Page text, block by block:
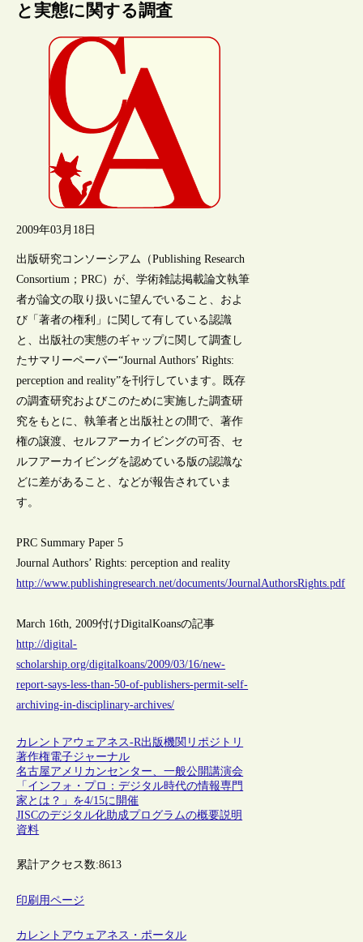
と実態に関する調査
2009年03月18日
出版研究コンソーシアム（Publishing Research
Consortium；PRC）が、学術雑誌掲載論文執筆
者が論文の取り扱いに望んでいること、およ
び「著者の権利」に関して有している認識
と、出版社の実態のギャップに関して調査し
たサマリーペーパー“Journal Authors’ Rights:
perception and reality”を刊行しています。既存
の調査研究およびこのために実施した調査研
究をもとに、執筆者と出版社との間で、著作
権の譲渡、セルフアーカイビングの可否、セ
ルフアーカイビングを認めている版の認識な
どに差があること、などが報告されていま
す。
PRC Summary Paper 5
Journal Authors’ Rights: perception and reality
http://www.publishingresearch.net/documents/JournalAuthorsRights.pdf
March 16th, 2009付けDigitalKoansの記事
http://digital-
scholarship.org/digitalkoans/2009/03/16/new-
report-says-less-than-50-of-publishers-permit-self-
archiving-in-disciplinary-archives/
カレントアウェアネス-R出版機関リポジトリ
著作権電子ジャーナル
名古屋アメリカンセンター、一般公開講演会
「インフォ・プロ：デジタル時代の情報専門
家とは？」を4/15に開催
JISCのデジタル化助成プログラムの概要説明
資料
累計アクセス数:8613
印刷用ページ
カレントアウェアネス・ポータル